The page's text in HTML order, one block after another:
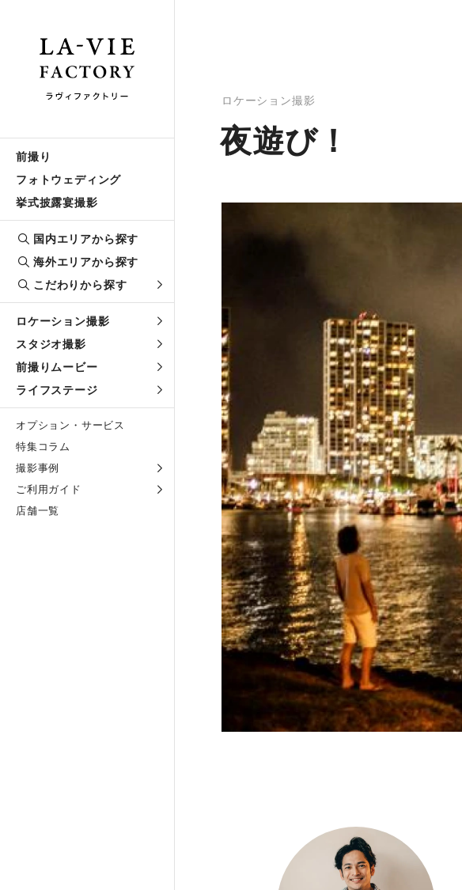
前撮り
フォトウェディング
挙式披露宴撮影
国内エリアから探す
海外エリアから探す
こだわりから探す
ロケーション撮影
スタジオ撮影
前撮りムービー
ライフステージ
オプション・サービス
特集コラム
撮影事例
ご利用ガイド
店舗一覧
ロケーション撮影
夜遊び！